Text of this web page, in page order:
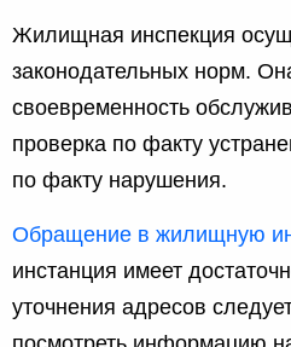
Жилищная инспекция
законодательных норм.
своевременность
проверка по факту
по факту нарушения.
Обращение в жилищную
инстанция имеет
уточнения адресов